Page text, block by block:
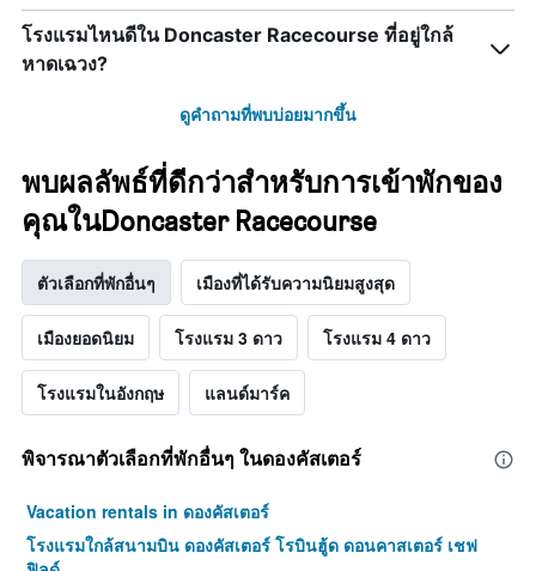
โรงแรมไหนดีใน Doncaster Racecourse ที่อยู่ใกล้
หาดเฉวง?
ดูคำถามที่พบบ่อยมากขึ้น
พบผลลัพธ์ที่ดีกว่าสำหรับการเข้าพักของ
คุณในDoncaster Racecourse
ตัวเลือกที่พักอื่นๆ เมืองที่ได้รับความนิยมสูงสุด
เมืองยอดนิยม โรงแรม 3 ดาว โรงแรม 4 ดาว
โรงแรมในอังกฤษ แลนด์มาร์ค
พิจารณาตัวเลือกที่พักอื่นๆ ในดองคัสเตอร์
Vacation rentals in ดองคัสเตอร์
โรงแรมใกล้สนามบิน ดองคัสเตอร์ โรบินฮู้ด ดอนคาสเตอร์ เชฟ